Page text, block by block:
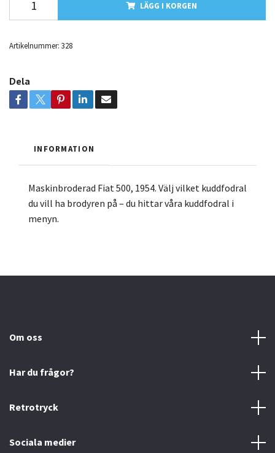
LÄGG I KORGEN
Artikelnummer: 328
Dela
INFORMATION
Maskinbroderad Fiat 500, 1954. Välj vilket kuddfodral
du vill ha brodyren på – du hittar våra kuddfodral i
menyn.
Om oss
Har du frågor?
Retrotryck
Sociala medier